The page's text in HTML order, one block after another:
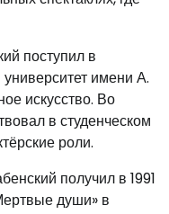
поступил в
имени А.
искусство. Во
в студенческом
роли.
получил в 1991
души» в